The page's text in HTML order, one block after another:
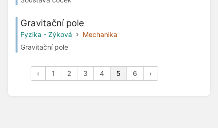
Gravitační pole
Fyzika - Zýková
Mechanika
Gravitační pole
‹ 1 2 3 4 5 6 ›